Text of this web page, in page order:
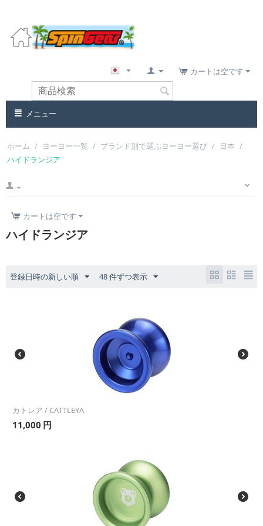
カートは空です
メニュー
ホーム / ヨーヨー一覧 / ブランド別で選ぶヨーヨー選び / 日本 /
ハイドランジア
カートは空です
ハイドランジア
登録日時の新しい順 48 件ずつ表示
カトレア / CATTLEYA
11,000 円